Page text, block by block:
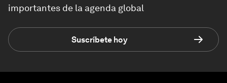
importantes de la agenda global
Suscríbete hoy